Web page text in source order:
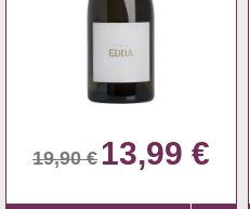
19,90 € 13,99 €